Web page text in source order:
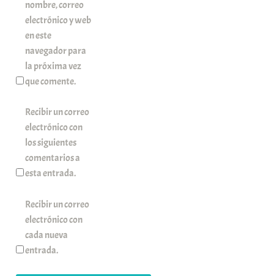
nombre, correo
electrónico y web
en este
navegador para
la próxima vez
que comente.
Recibir un correo
electrónico con
los siguientes
comentarios a
esta entrada.
Recibir un correo
electrónico con
cada nueva
entrada.